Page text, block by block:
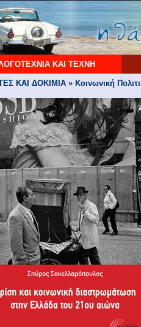
ΚΑΙ ΤΕΧΝΗ
ΚΑΙ ΔΟΚΙΜΙΑ » Κοινωνική